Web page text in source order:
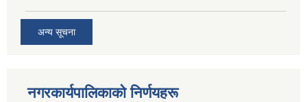
अन्य सूचना
नगरकार्यपालिकाकाे निर्णयहरू